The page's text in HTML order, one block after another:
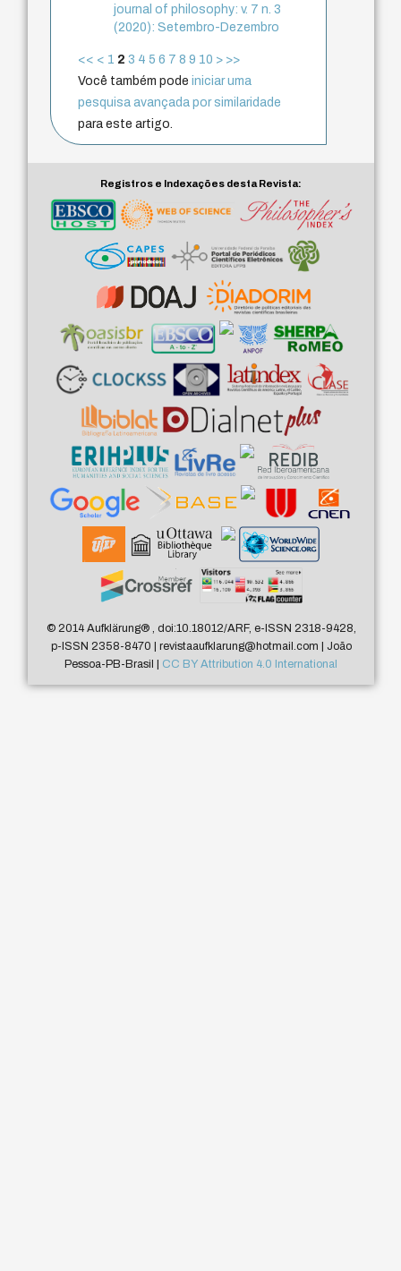
journal of philosophy: v. 7 n. 3
(2020): Setembro-Dezembro
<< < 1 2 3 4 5 6 7 8 9 10 > >>
Você também podeiniciar uma
pesquisa avançada por similaridade
para este artigo.
Registros e Indexações desta Revista:
© 2014 Aufklärung®, doi:10.18012/ARF, e-ISSN 2318-9428,
p-ISSN 2358-8470 | revistaaufklarung@hotmail.com | João
Pessoa-PB-Brasil | CC BY Attribution 4.0 International